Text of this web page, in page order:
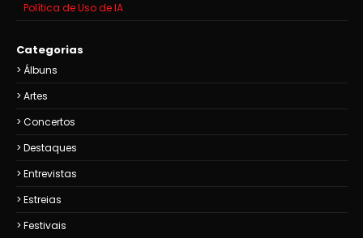
Política de Uso de IA
Categorias
Álbuns
Artes
Concertos
Destaques
Entrevistas
Estreias
Festivais